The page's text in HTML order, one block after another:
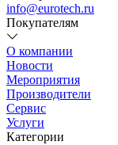
info@eurotech.ru
Покупателям
О компании
Новости
Мероприятия
Производители
Сервис
Услуги
Категории